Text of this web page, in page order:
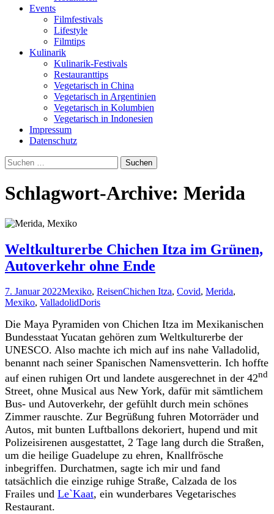
Events
Filmfestivals
Lifestyle
Filmtips
Kulinarik
Kulinarik-Festivals
Restauranttips
Vegetarisch in China
Vegetarisch in Argentinien
Vegetarisch in Kolumbien
Vegetarisch in Indonesien
Impressum
Datenschutz
Suchen
nach:
Schlagwort-Archive: Merida
Weltkulturerbe Chichen Itza im Grünen,
Autoverkehr ohne Ende
7. Januar 2022Mexiko, ReisenChichen Itza, Covid, Merida,
Mexiko, ValladolidDoris
Die Maya Pyramiden von Chichen Itza im Mexikanischen
Bundesstaat Yucatan gehören zum Weltkulturerbe der
UNESCO. Also machte ich mich auf ins nahe Valladolid,
benannt nach seiner Spanischen Namensvetterin. Ich hoffte
auf einen ruhigen Ort und landete ausgerechnet in der 42nd
Street, ohne Musical aus New York, dafür mit sämtlichem
Bus- und Autoverkehr, der gefühlt durch mein schönes
Zimmer rauschte. Zur Begrüßung fuhren Motorräder und
Autos, mit bunten Luftballons dekoriert, hupend und mit
Polizeisirenen ausgestattet, 2 Tage lang durch die Straßen,
um die heilige Guadelupe zu ehren, Knallfrösche
inbegriffen. Durchatmen, sagte ich mir und fand
tatsächlich die einzige ruhige Straße, Calzada de los
Frailes und Le`Kaat, ein wunderbares Vegetarisches
Restaurant.